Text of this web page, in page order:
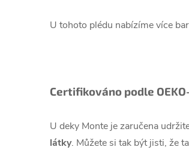
U tohoto plédu nabízíme více
Certifikováno podle
U deky Monte je zaručena
látky. Můžete si tak být jisti, že